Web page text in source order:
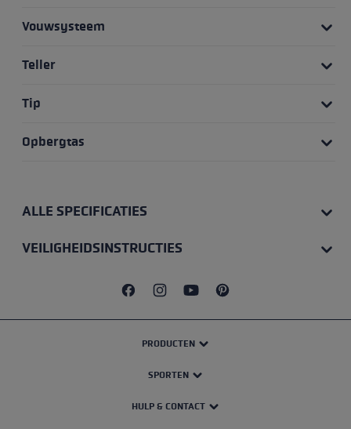
Vouwsysteem
Teller
Tip
Opbergtas
ALLE SPECIFICATIES
VEILIGHEIDSINSTRUCTIES
PRODUCTEN
SPORTEN
HULP & CONTACT